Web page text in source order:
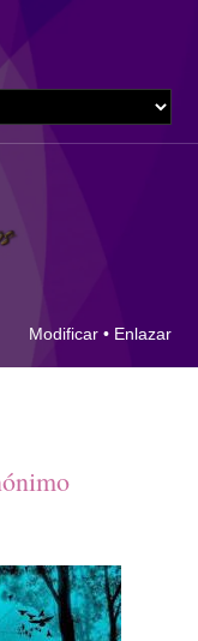
Modificar• Enlazar